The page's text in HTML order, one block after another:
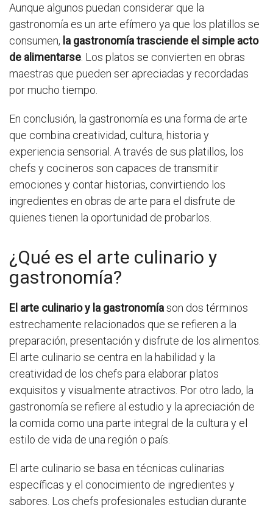
Aunque algunos puedan considerar que la
gastronomía es un arte efímero ya que los platillos se
consumen, la gastronomía trasciende el simple acto
de alimentarse. Los platos se convierten en obras
maestras que pueden ser apreciadas y recordadas
por mucho tiempo.
En conclusión, la gastronomía es una forma de arte
que combina creatividad, cultura, historia y
experiencia sensorial. A través de sus platillos, los
chefs y cocineros son capaces de transmitir
emociones y contar historias, convirtiendo los
ingredientes en obras de arte para el disfrute de
quienes tienen la oportunidad de probarlos.
¿Qué es el arte culinario y
gastronomía?
El arte culinario y la gastronomíason dos términos
estrechamente relacionados que se refieren a la
preparación, presentación y disfrute de los alimentos.
El arte culinario se centra en la habilidad y la
creatividad de los chefs para elaborar platos
exquisitos y visualmente atractivos. Por otro lado, la
gastronomía se refiere al estudio y la apreciación de
la comida como una parte integral de la cultura y el
estilo de vida de una región o país.
El arte culinario se basa en técnicas culinarias
específicas y el conocimiento de ingredientes y
sabores. Los chefs profesionales estudian durante